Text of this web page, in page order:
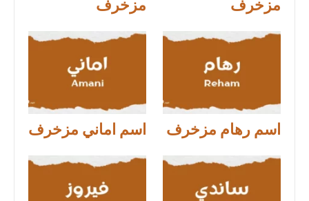
مزخرف مزخرف
اسم رهام مزخرف اسم اماني مزخرف